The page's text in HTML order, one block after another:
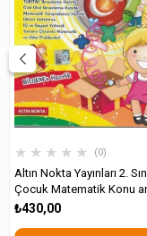
★ ★ ★ ★ ★ 0
Altın Nokta Yayınları 2.
Çocuk Matematik Konu
₺430,00